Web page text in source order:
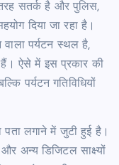
सतर्क है और पुलिस,
दिया जा रहा है।
वाला पर्यटन स्थल है,
ऐसे में इस प्रकार की
पर्यटन गतिविधियों
लगाने में जुटी हुई है।
अन्य डिजिटल साक्ष्यों